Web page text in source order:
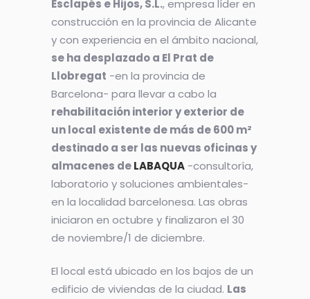
Esclapés e Hijos, S.L., empresa líder en
construcción en la provincia de Alicante
y con experiencia en el ámbito nacional,
se ha desplazado a El Prat de
Llobregat -en la provincia de
Barcelona- para llevar a cabo la
rehabilitación interior y exterior de
un local existente de más de 600 m²
destinado a ser las nuevas oficinas y
almacenes deLABAQUA -consultoría,
laboratorio y soluciones ambientales-
en la localidad barcelonesa. Las obras
iniciaron en octubre y finalizaron el 30
de noviembre/1 de diciembre.
El local está ubicado en los bajos de un
edificio de viviendas de la ciudad. Las